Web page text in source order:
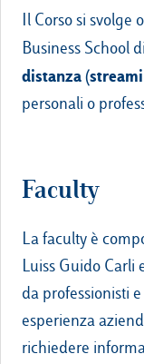
Il Corso si svolge
Business School di
distanza
personali o
Faculty
La faculty è
Luiss Guido Carli
da professionisti
esperienza
richiedere